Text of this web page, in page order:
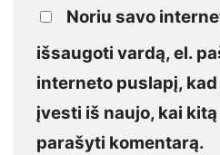
Noriu savo
išsaugoti vardą, el.
interneto puslapį,
įvesti iš naujo, kai
parašyti komentarą.